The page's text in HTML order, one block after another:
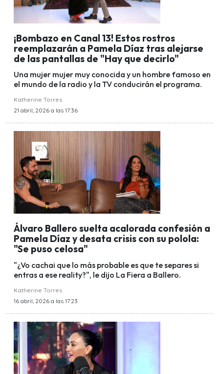
¡Bombazo en Canal 13! Estos rostros
reemplazarán a Pamela Díaz tras alejarse
de las pantallas de "Hay que decirlo"
Una mujer mujer muy conocida y un hombre famoso en
el mundo de la radio y la TV conducirán el programa.
Katherine Torres
21 abril, 2026 a las 17:36
Álvaro Ballero suelta acalorada confesión a
Pamela Díaz y desata crisis con su polola:
"Se puso celosa"
"¿Vo cachai que lo más probable es que te separes si
entras a ese reality?", le dijo La Fiera a Ballero.
Katherine Torres
16 abril, 2026 a las 17:23